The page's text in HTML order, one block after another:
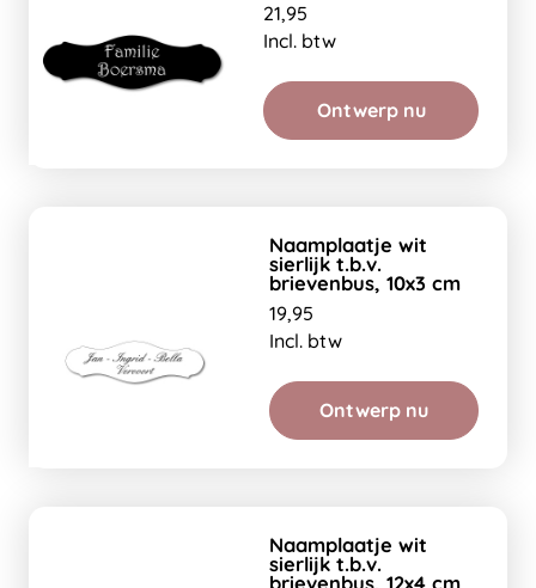
21,95
Incl. btw
Ontwerp nu
Naamplaatje wit
sierlijk t.b.v.
brievenbus, 10x3 cm
19,95
Incl. btw
Ontwerp nu
Naamplaatje wit
sierlijk t.b.v.
brievenbus, 12x4 cm